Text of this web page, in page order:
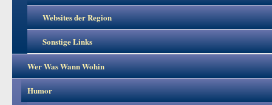
Websites der Region
Sonstige Links
Wer Was Wann Wohin
Humor